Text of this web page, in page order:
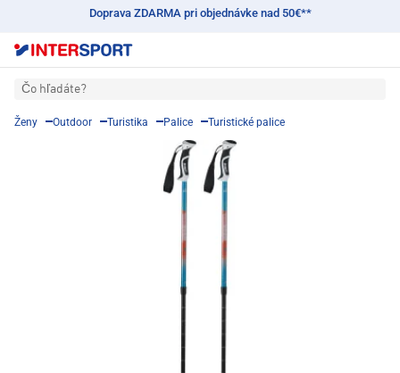
Doprava ZDARMA pri objednávke nad 50€**
Čo hľadáte?
Ženy Outdoor Turistika Palice Turistické palice